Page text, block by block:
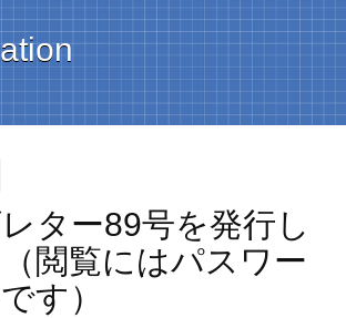
ター89号を発行し
閲覧にはパスワー
す）